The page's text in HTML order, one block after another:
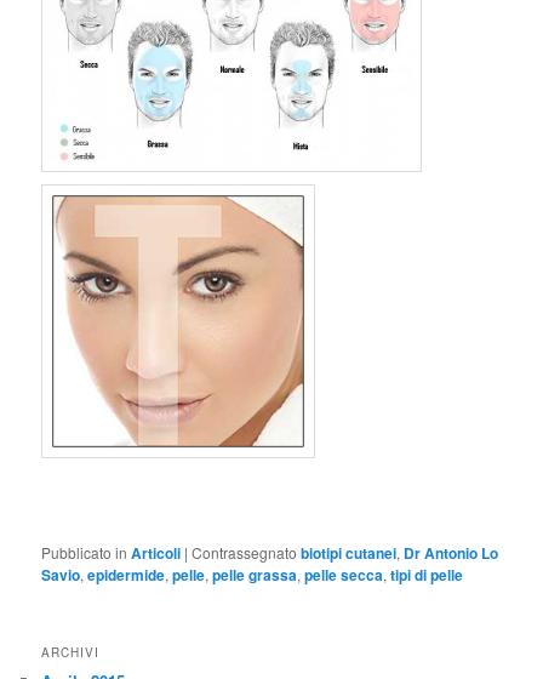
Pubblicato in Articoli |Contrassegnato biotipi cutanei, Dr Antonio Lo
Savio,epidermide,pelle,pelle grassa,pelle secca,tipi di pelle
ARCHIVI